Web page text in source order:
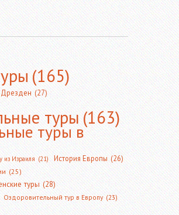
(165)
Дрезден (27)
туры(163)
туры в
из Израиля (21) История Европы (26)
(25)
туры (28)
Оздоровительный тур в Европу (23)